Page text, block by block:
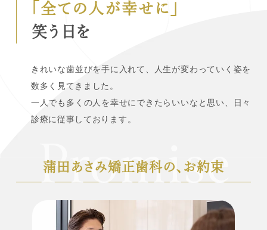
「全ての人が幸せに」
笑う日を
きれいな歯並びを手に入れて、人生が変わっていく姿を
数多く見てきました。
一人でも多くの人を幸せにできたらいいなと思い、日々
診療に従事しております。
蒲田あさみ矯正歯科の、お約束